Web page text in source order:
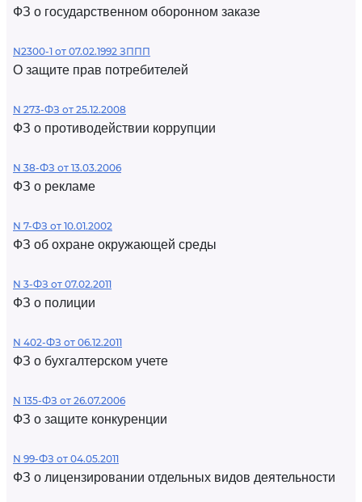
ФЗ о государственном оборонном заказе
N2300-1 от 07.02.1992 ЗППП
О защите прав потребителей
N 273-ФЗ от 25.12.2008
ФЗ о противодействии коррупции
N 38-ФЗ от 13.03.2006
ФЗ о рекламе
N 7-ФЗ от 10.01.2002
ФЗ об охране окружающей среды
N 3-ФЗ от 07.02.2011
ФЗ о полиции
N 402-ФЗ от 06.12.2011
ФЗ о бухгалтерском учете
N 135-ФЗ от 26.07.2006
ФЗ о защите конкуренции
N 99-ФЗ от 04.05.2011
ФЗ о лицензировании отдельных видов деятельности